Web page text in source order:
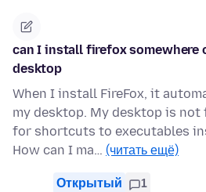
can I install firefox somewhere
desktop
When I install FireFox, it
my desktop. My desktop is
for shortcuts to executables
How can I ma… (читать ещё)
Открытый 1